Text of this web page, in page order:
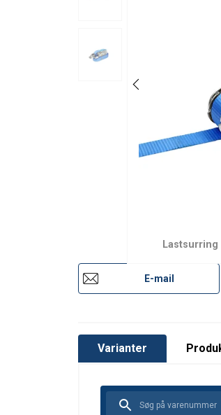
Lastsurring
E-mail
Varianter
Mærkning:
Bemærk: